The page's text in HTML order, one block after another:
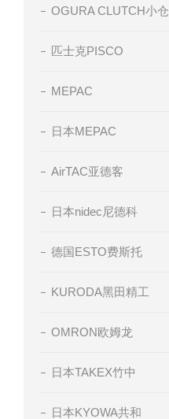
OGURA CLUTCH小仓
匹士克PISCO
MEPAC
日本MEPAC
AirTAC亚德客
日本nidec尼德科
德国ESTO费斯托
KURODA黑田精工
OMRON欧姆龙
日本TAKEX竹中
日本KYOWA共和